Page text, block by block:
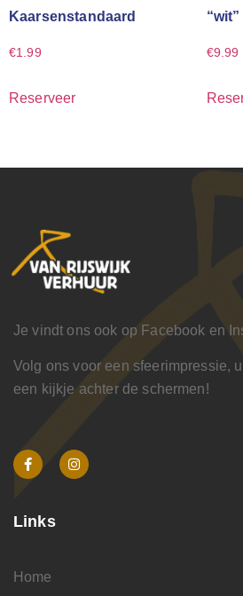
Kaarsenstandaard
€1.99
Reserveer
€9.99
Je vindt ons ook op Facebook en
Volg ons voor een sfeerimpressie,
een kijkje achter de schermen!
Links
Home